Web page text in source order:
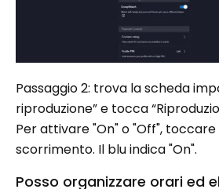
Passaggio 2: trova la scheda
riproduzione” e tocca
Per attivare "On" o "Off",
scorrimento. Il blu indica "On".
Posso organizzare orari ed